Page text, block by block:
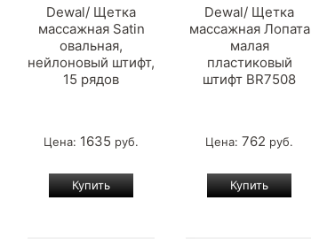
Dewal/ Щетка
массажная Satin
овальная,
нейлоновый штифт,
15 рядов
Цена: 1635 руб.
Dewal/ Щетка
массажная Лопата
малая
пластиковый
штифт BR7508
Цена: 762 руб.